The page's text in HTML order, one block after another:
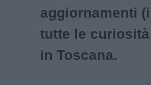
aggiornamenti
tutte le
in Toscana.